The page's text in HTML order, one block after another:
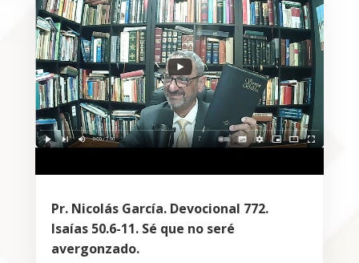
Pr. Nicolás García. Devocional 772.
Isaías 50.6-11. Sé que no seré
avergonzado.